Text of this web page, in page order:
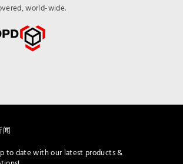
world-wide.
闻
to date with our latest products &